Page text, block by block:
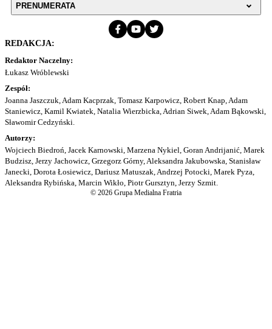
PRENUMERATA
REDAKCJA:
Redaktor Naczelny:
Łukasz Wróblewski
Zespół:
Joanna Jaszczuk, Adam Kacprzak, Tomasz Karpowicz, Robert Knap, Adam
Staniewicz, Kamil Kwiatek, Natalia Wierzbicka, Adrian Siwek, Adam Bąkowski,
Sławomir Cedzyński.
Autorzy:
Wojciech Biedroń, Jacek Karnowski, Marzena Nykiel, Goran Andrijanić, Marek
Budzisz, Jerzy Jachowicz, Grzegorz Górny, Aleksandra Jakubowska, Stanisław
Janecki, Dorota Łosiewicz, Dariusz Matuszak, Andrzej Potocki, Marek Pyza,
Aleksandra Rybińska, Marcin Wikło, Piotr Gursztyn, Jerzy Szmit.
© 2026 Grupa Medialna Fratria